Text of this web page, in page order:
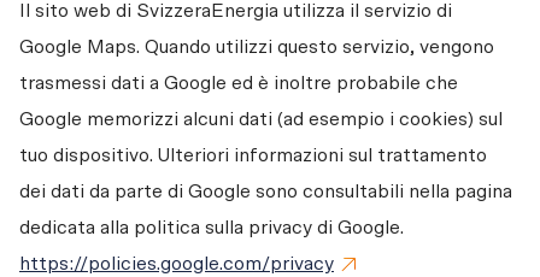
Il sito web di SvizzeraEnergia utilizza il servizio di
Google Maps. Quando utilizzi questo servizio, vengono
trasmessi dati a Google ed è inoltre probabile che
Google memorizzi alcuni dati (ad esempio i cookies) sul
tuo dispositivo. Ulteriori informazioni sul trattamento
dei dati da parte di Google sono consultabili nella pagina
dedicata alla politica sulla privacy di Google.
https://policies.google.com/privacy